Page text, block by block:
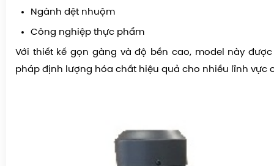
Ngành dệt nhuộm
Công nghiệp thực phẩm
Với thiết kế gọn gàng và độ bền cao, model này
pháp định lượng hóa chất hiệu quả cho nhiều lĩnh vực